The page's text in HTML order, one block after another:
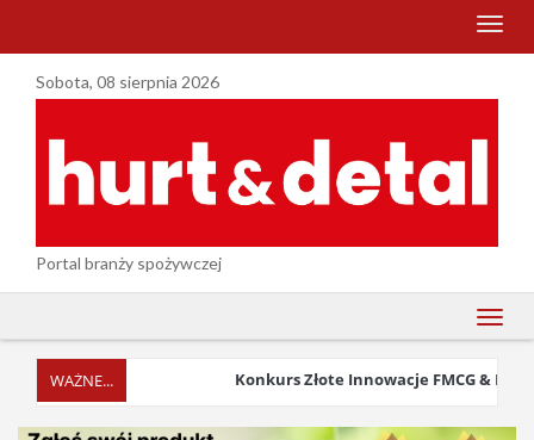
menu
Sobota, 08 sierpnia 2026
Portal branży spożywczej
menu
Konkurs Złote Innowacje FMCG &